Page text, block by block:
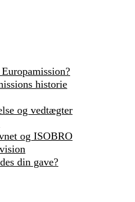
historie
og vedtægter
og ISOBRO
din gave?